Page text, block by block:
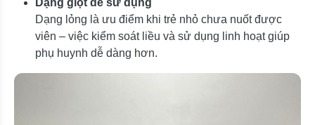
Dạng lỏng là ưu điểm khi trẻ nhỏ chưa nuốt được
viên – việc kiểm soát liều và sử dụng linh hoạt giúp
phụ huynh dễ dàng hơn.